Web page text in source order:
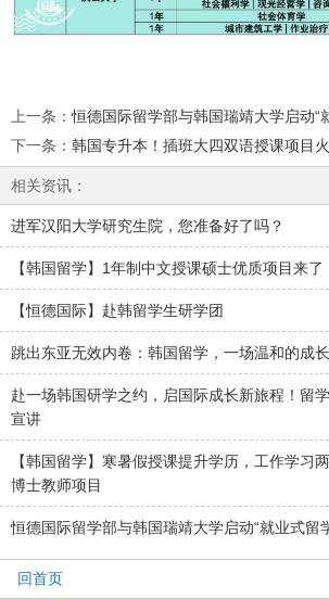
上一条 ：恒德国际留学部与韩国瑞靖大学启动“
下一条 ： 韩国专升本！插班大四双语授课项目
相关资讯：
进军汉阳大学研究生院，您准备好了吗？
【韩国留学】1年制中文授课硕士优质项目来了
【恒德国际】赴韩留学生研学团
跳出东亚无效内卷：韩国留学，一场温和的成
赴一场韩国研学之约，启国际成长新旅程！留
宣讲
【韩国留学】寒暑假授课提升学历，工作学习
博士教师项目
恒德国际留学部与韩国瑞靖大学启动“就业式留
回首页